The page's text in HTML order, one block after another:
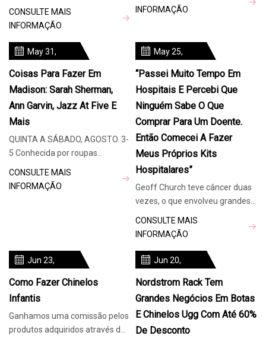
sua “Promoção de aniversário
CONSULTE MAIS
INFORMAÇÃO
de crianças vítimas do antigo
INFORMAÇÃO
May 31,
Coisas Para Fazer Em
Madison: Sarah Sherman,
Ann Garvin, Jazz At Five E
Mais
QUINTA A SÁBADO, AGOSTO. 3-
5 Conhecida por roupas
negro, Sarah Sherman (que
atua como Sa
CONSULTE MAIS
INFORMAÇÃO
May 25,
“Passei Muito Tempo Em
Hospitais E Percebi Que
Ninguém Sabe O Que
Comprar Para Um Doente.
Então Comecei A Fazer
Meus Próprios Kits
Hospitalares”
Geoff Church teve câncer duas
vezes, o que envolveu grandes
CONSULTE MAIS
INFORMAÇÃO
Jun 23,
Como Fazer Chinelos
Infantis
Ganhamos uma comissão pelos
produtos adquiridos através de
Jun 20,
Nordstrom Rack Tem
Grandes Negócios Em Botas
E Chinelos Ugg Com Até 60%
De Desconto